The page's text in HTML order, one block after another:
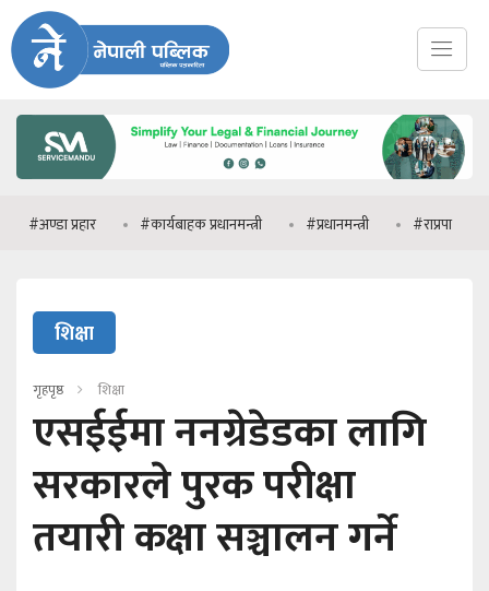
प्रहार #कार्यबाहक प्रधानमन्त्री #प्रधानमन्त्री #राप्रपा #मनिष
शिक्षा
गृहपृष्ठ शिक्षा
एसईईमा ननग्रेडेडका लागि
सरकारले पुरक परीक्षा
तयारी कक्षा सञ्चालन गर्ने